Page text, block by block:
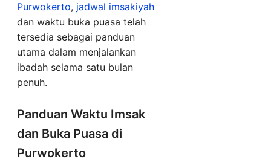
Purwokerto, jadwal imsakiyah
dan waktu buka puasa telah
tersedia sebagai panduan
utama dalam menjalankan
ibadah selama satu bulan
penuh.
Panduan Waktu Imsak
dan Buka Puasa di
Purwokerto